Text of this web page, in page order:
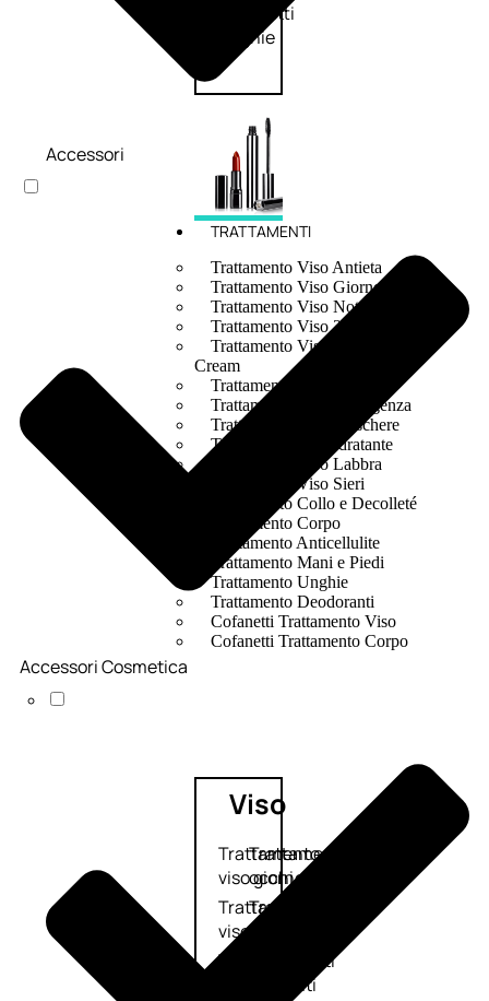
Cofanetti
unghie
TRATTAMENTI
Trattamento Viso Antieta
Trattamento Viso Giorno
Trattamento Viso Notte
Trattamento Viso 24 Ore
Trattamento Viso Bb E Cc
Cream
Trattamento Viso Occhi
Trattamento Viso Detergenza
Trattamento Viso Maschere
Trattamento Viso Idratante
Trattamento Viso Labbra
Trattamento Viso Sieri
Trattamento Collo e Decolleté
Trattamento Corpo
Trattamento Anticellulite
Trattamento Mani e Piedi
Trattamento Unghie
Trattamento Deodoranti
Cofanetti Trattamento Viso
Cofanetti Trattamento Corpo
Viso
Trattamento
viso giorno
Trattamento
viso notte
Trattamento
viso 24 ore
Trattamento
occhi
Trattamento
labbra
Detergenti
trattanti
Accessori
Accessori Cosmetica